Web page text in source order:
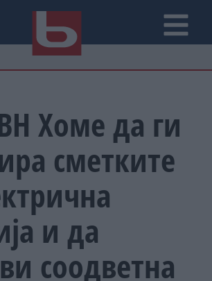
Хоме да ги
сметките
и да
соодветна